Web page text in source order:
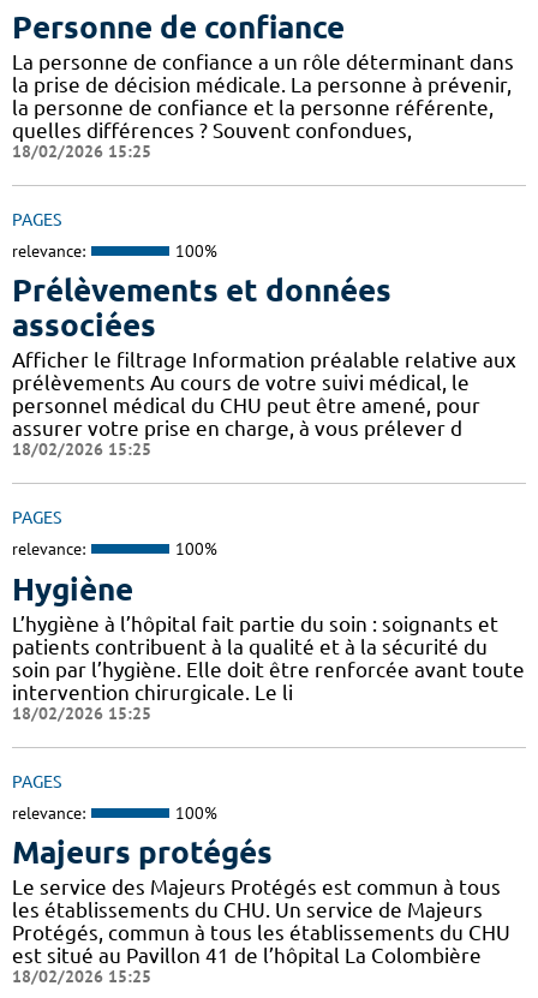
Personne de confiance
La personne de confiance a un rôle déterminant dans
la prise de décision médicale. La personne à prévenir,
la personne de confiance et la personne référente,
quelles différences ? Souvent confondues,
18/02/2026 15:25
PAGES
relevance: 100%
Prélèvements et données
associées
Afficher le filtrage Information préalable relative aux
prélèvements Au cours de votre suivi médical, le
personnel médical du CHU peut être amené, pour
assurer votre prise en charge, à vous prélever d
18/02/2026 15:25
PAGES
relevance: 100%
Hygiène
L’hygiène à l’hôpital fait partie du soin : soignants et
patients contribuent à la qualité et à la sécurité du
soin par l’hygiène. Elle doit être renforcée avant toute
intervention chirurgicale. Le li
18/02/2026 15:25
PAGES
relevance: 100%
Majeurs protégés
Le service des Majeurs Protégés est commun à tous
les établissements du CHU. Un service de Majeurs
Protégés, commun à tous les établissements du CHU
est situé au Pavillon 41 de l’hôpital La Colombière
18/02/2026 15:25